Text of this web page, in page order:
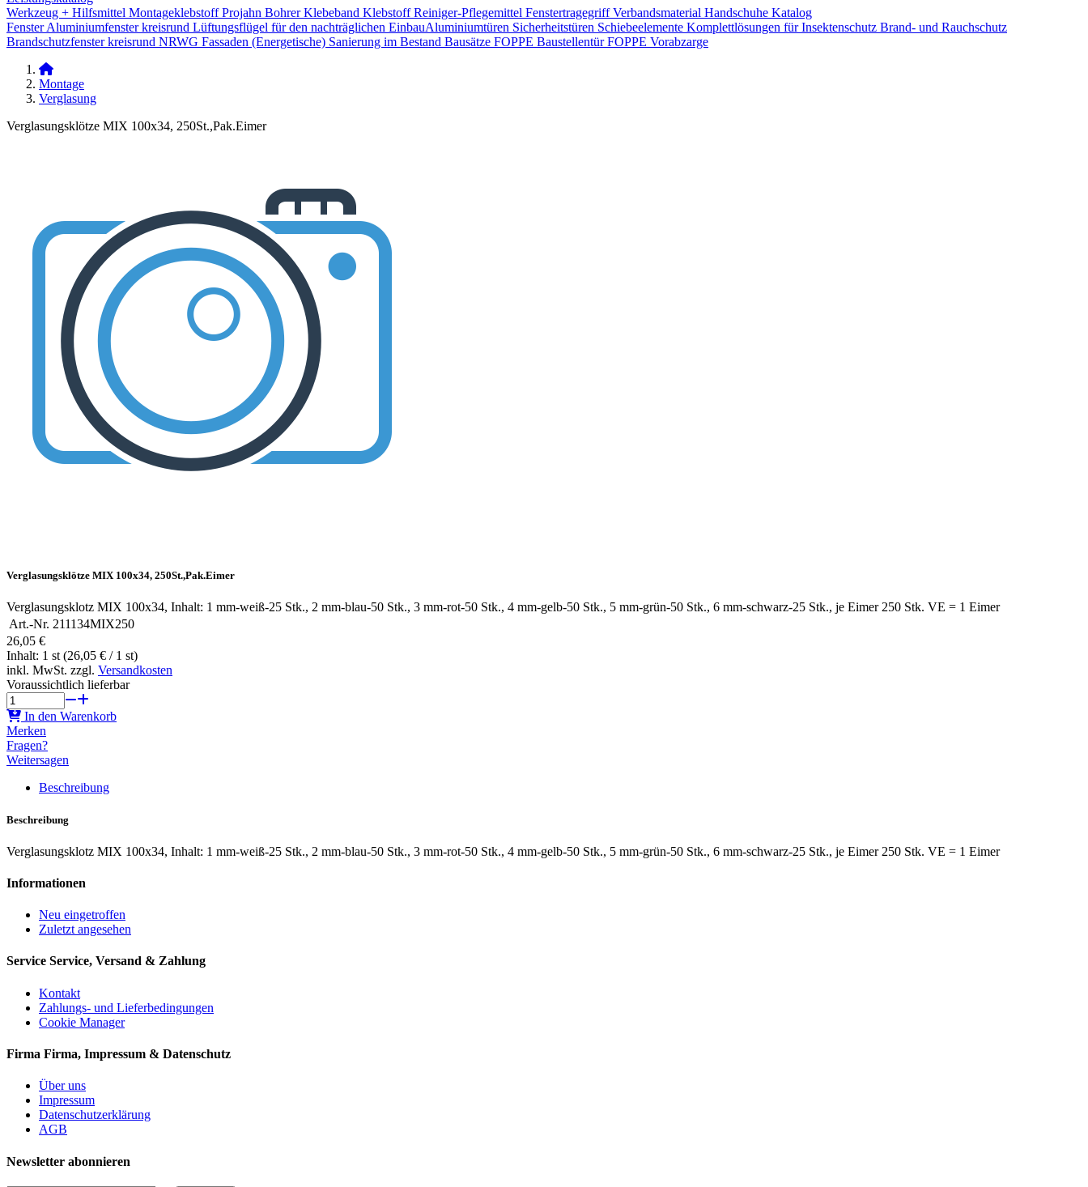
Werkzeug + Hilfsmittel Montageklebstoff Projahn Bohrer Klebeband Klebstoff Reiniger-Pflegemittel Fenstertragegriff Verbandsmaterial Handschuhe Katalog
Fenster Aluminiumfenster kreisrund Lüftungsflügel für den nachträglichen Einbau​Aluminiumtüren Sicherheitstüren Schiebeelemente Komplettlösungen für Insektenschutz Brand- und Rauchschutz​
Brandschutzfenster kreisrund NRWG Fassaden (Energetische) Sanierung im Bestand Bausätze FOPPE Baustellentür FOPPE Vorabzarge
Montage
Verglasung
Verglasungsklötze MIX 100x34, 250St.,Pak.Eimer
Verglasungsklötze MIX 100x34, 250St.,Pak.Eimer
Verglasungsklotz MIX 100x34, Inhalt: 1 mm-weiß-25 Stk., 2 mm-blau-50 Stk., 3 mm-rot-50 Stk., 4 mm-gelb-50 Stk., 5 mm-grün-50 Stk., 6 mm-schwarz-25 Stk., je Eimer 250 Stk. VE = 1 Eimer
Art.-Nr. 211134MIX250
26,05 €
Inhalt: 1 st (26,05 € / 1 st)
inkl. MwSt. zzgl. Versandkosten
Voraussichtlich lieferbar
In den Warenkorb
Merken
Fragen?
Weitersagen
Beschreibung
Beschreibung
Verglasungsklotz MIX 100x34, Inhalt: 1 mm-weiß-25 Stk., 2 mm-blau-50 Stk., 3 mm-rot-50 Stk., 4 mm-gelb-50 Stk., 5 mm-grün-50 Stk., 6 mm-schwarz-25 Stk., je Eimer 250 Stk. VE = 1 Eimer
Informationen
Neu eingetroffen
Zuletzt angesehen
Service Service, Versand & Zahlung
Kontakt
Zahlungs- und Lieferbedingungen
Cookie Manager
Firma Firma, Impressum & Datenschutz
Über uns
Impressum
Datenschutzerklärung
AGB
Newsletter abonnieren